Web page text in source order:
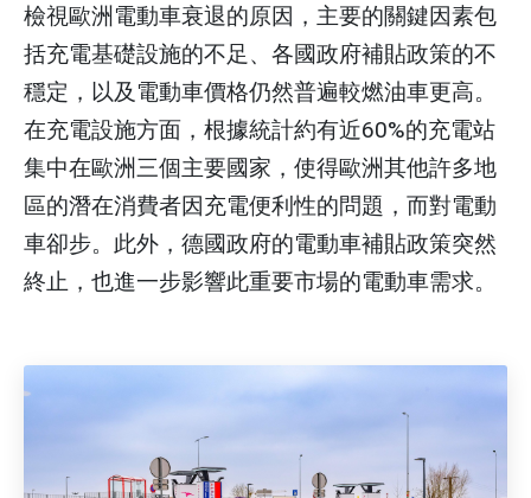
檢視歐洲電動車衰退的原因，主要的關鍵因素包
括充電基礎設施的不足、各國政府補貼政策的不
穩定，以及電動車價格仍然普遍較燃油車更高。
在充電設施方面，根據統計約有近60%的充電站
集中在歐洲三個主要國家，使得歐洲其他許多地
區的潛在消費者因充電便利性的問題，而對電動
車卻步。此外，德國政府的電動車補貼政策突然
終止，也進一步影響此重要市場的電動車需求。